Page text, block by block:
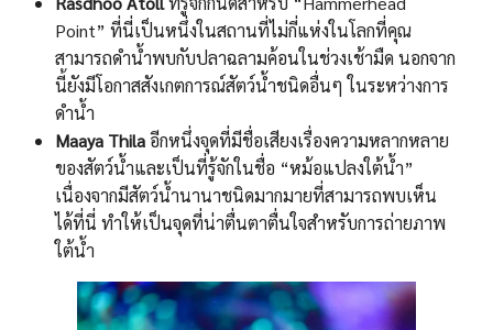
Point” ที่นี่เป็นหนึ่งในสถานที่ไม่กี่แห่งในโลกที่คุณ
สามารถดำน้ำพบกับปลาฉลามค้อนในช่วงเช้ามืด นอกจาก
นี้ยังมีโอกาสสังเกตการณ์สัตว์น้ำชนิดอื่นๆ ในระหว่างการ
ดำน้ำ
Maaya Thilaอีกหนึ่งจุดที่มีชื่อเสียงเรื่องความหลากหลาย
ของสัตว์น้ำและเป็นที่รู้จักในชื่อ “หม้อแปลงใต้น้ำ”
เนื่องจากมีสัตว์น้ำนานาชนิดมากมายที่สามารถพบเห็น
ได้ที่นี่ ทำให้เป็นจุดที่น่าตื่นตาตื่นใจสำหรับการถ่ายภาพ
ใต้น้ำ